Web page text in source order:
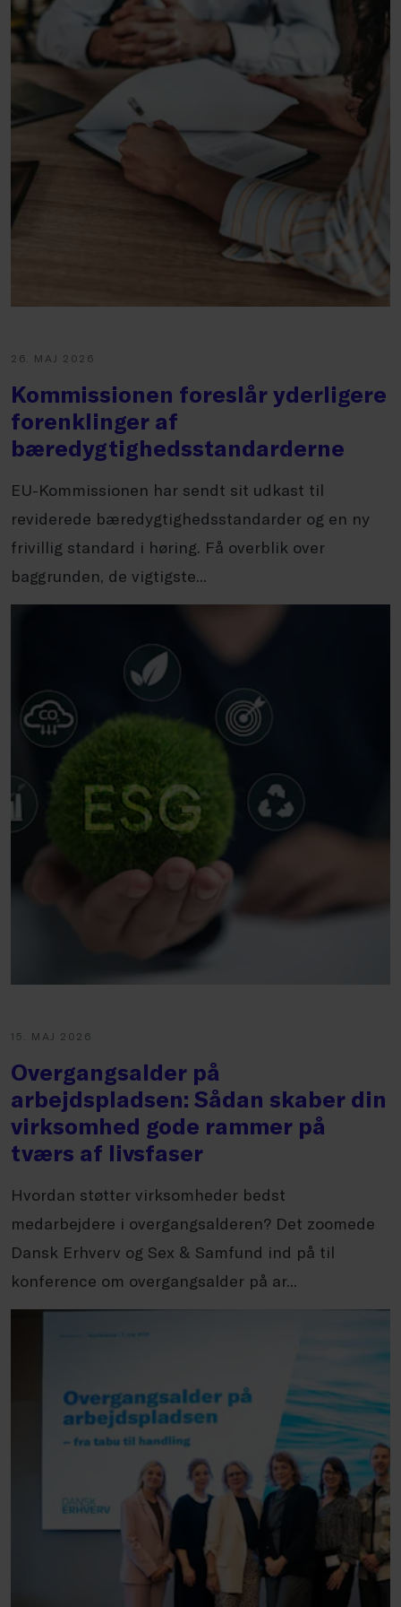
26. MAJ 2026
Kommissionen foreslår yderligere
forenklinger af
bæredygtighedsstandarderne
EU-Kommissionen har sendt sit udkast til
reviderede bæredygtighedsstandarder og en ny
frivillig standard i høring. Få overblik over
baggrunden, de vigtigste...
15. MAJ 2026
Overgangsalder på
arbejdspladsen: Sådan skaber din
virksomhed gode rammer på
tværs af livsfaser
Hvordan støtter virksomheder bedst
medarbejdere i overgangsalderen? Det zoomede
Dansk Erhverv og Sex & Samfund ind på til
konference om overgangsalder på ar...